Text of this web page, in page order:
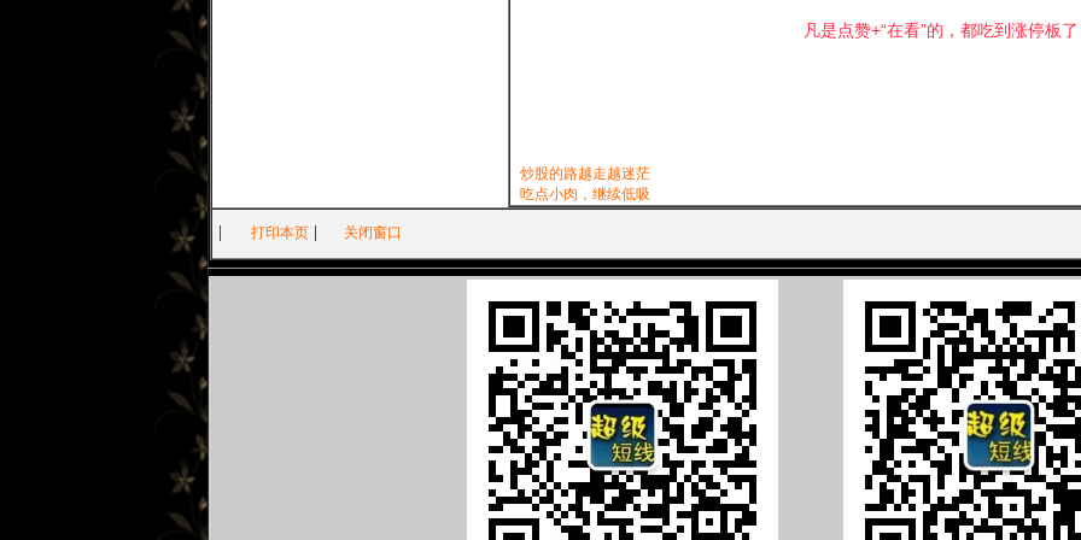
凡是点赞+“在看”的，都吃到涨停板了
炒股的路越走越迷茫
吃点小肉，继续低吸
打印本页 关闭窗口